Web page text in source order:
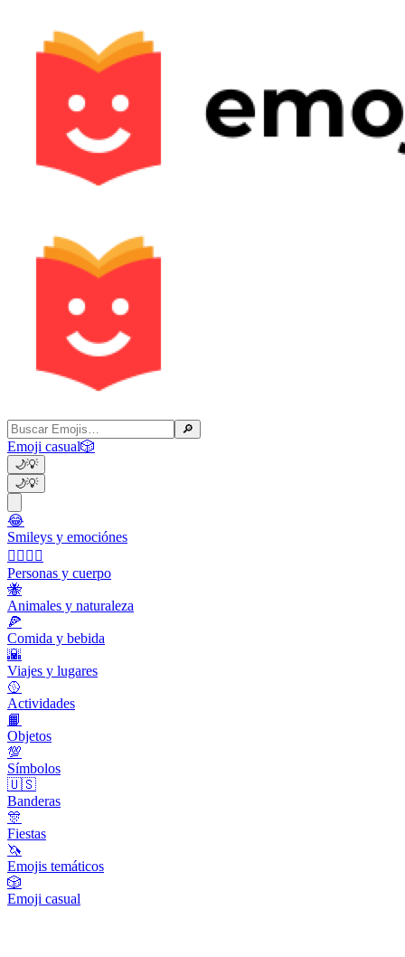
🔎
Emoji casual🎲
🌙💡
🌙💡
😂
Smileys y emociónes
👩‍❤️‍💋‍👨
Personas y cuerpo
🐝
Animales y naturaleza
🍕
Comida y bebida
🌇
Viajes y lugares
🥎
Actividades
📙
Objetos
💯
Símbolos
🇺🇸
Banderas
🎊
Fiestas
🦄
Emojis temáticos
🎲
Emoji casual